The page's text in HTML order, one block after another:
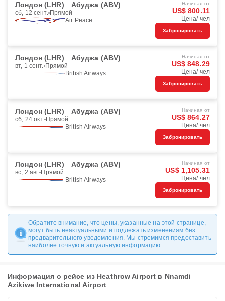
Лондон (LHR) Абуджа (ABV)
сб, 12 сент. Прямой
Air Peace
Начиная от
US$ 800.11
Цена/ чел
Забронировать
Лондон (LHR) Абуджа (ABV)
вт, 1 сент. Прямой
British Airways
Начиная от
US$ 848.29
Цена/ чел
Забронировать
Лондон (LHR) Абуджа (ABV)
сб, 24 окт. Прямой
British Airways
Начиная от
US$ 864.27
Цена/ чел
Забронировать
Лондон (LHR) Абуджа (ABV)
вс, 2 авг. Прямой
British Airways
Начиная от
US$ 1,105.31
Цена/ чел
Забронировать
Обратите внимание, что цены, указанные на этой странице,
могут быть неактуальными и подлежать изменениям без
предварительного уведомления. Мы стремимся предоставить
наиболее точную и актуальную информацию.
Информация о рейсе из Heathrow Airport в Nnamdi
Azikiwe International Airport